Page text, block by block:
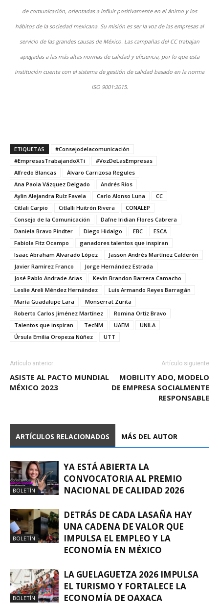
de comunicación, orientadas a influir positivamente en el ánimo y los
hábitos de la sociedad mexicana. Su misión es ser la voz de las empresas al
servicio de las grandes causas de México. Las campañas del CC trabajan
apegadas a las más altas normas de calidad y eficiencia, por lo que esta
institución cuenta con el sistema de gestión de calidad basado en la norma
ISO 9001:2015.
ETIQUETAS
#Consejodelacomunicación
#EmpresasTrabajandoXTi
#VozDeLasEmpresas
Alfredo Blancas
Álvaro Carrizosa Regules
Ana Paola Vázquez Delgado
Andrés Ríos
Aylin Alejandra Ruíz Favela
Carlo Alonso Luna
CC
Citlali Carpio
Citlalli Huitrón Rivera
CONALEP
Consejo de la Comunicación
Dafne Iridian Flores Cabrera
Daniela Bravo Pindter
Diego Hidalgo EBC
ESCA
Fabiola Fitz Ocampo
ganadores talentos que inspiran
Isaac Abraham Alvarado López
Jasson Andrés Martínez Calderón
Javier Ramírez Franco
Jorge Hernández Estrada
José Pablo Andrade Arias
Kevin Brandon Barrera Camacho
Leslie Areli Méndez Hernández
Luis Armando Reyes Barragán
María Guadalupe Lara
Monserrat Zurita
Roberto Carlos Jiménez Martínez
Romina Ortíz Bravo
Talentos que inspiran
TecNM UAEM
UNILA
Úrsula Emilia Oropeza Núñez
UTT
Artículo anterior
ASISTE AL PACTO MUNDIAL
MÉXICO 2023
Artículo siguiente
MOBILITY ADO, MODELO
DE EMPRESA SOCIALMENTE
RESPONSABLE
ARTÍCULOS RELACIONADOS MÁS DEL AUTOR
BOLETÍN
YA ESTÁ ABIERTA LA
CONVOCATORIA AL PREMIO
NACIONAL DE CALIDAD 2026
BOLETÍN
DETRÁS DE CADA LASAÑA HAY
UNA CADENA DE VALOR QUE
IMPULSA EL EMPLEO Y LA
ECONOMÍA EN MÉXICO
BOLETÍN
LA GUELAGUETZA 2026 IMPULSA
EL TURISMO Y FORTALECE LA
ECONOMÍA DE OAXACA